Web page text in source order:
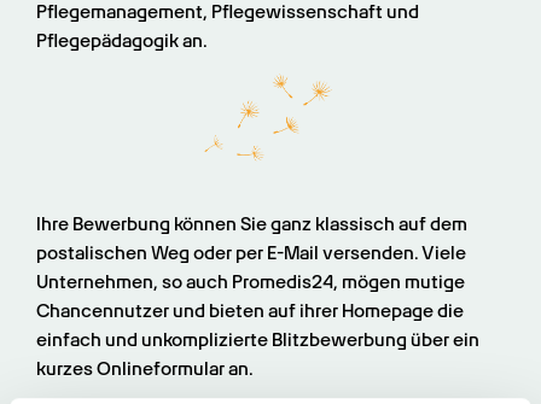
Pflegemanagement, Pflegewissenschaft und
Pflegepädagogik an.
Ihre Bewerbung können Sie ganz klassisch auf dem
postalischen Weg oder per E-Mail versenden. Viele
Unternehmen, so auch Promedis24, mögen mutige
Chancennutzer und bieten auf ihrer Homepage die
einfach und unkomplizierte Blitzbewerbung über ein
kurzes Onlineformular an.